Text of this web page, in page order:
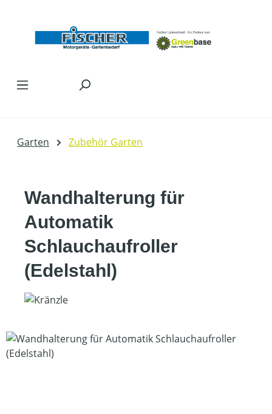
Garten Zubehör Garten
Wandhalterung für
Automatik
Schlauchaufroller
(Edelstahl)
Bildergalerie überspringen